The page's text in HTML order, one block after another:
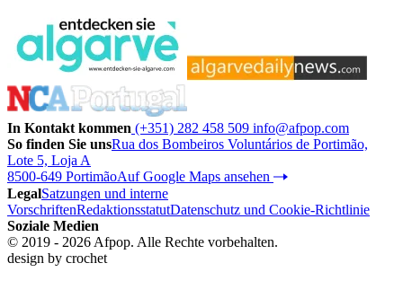
In Kontakt kommen (+351) 282 458 509 info@afpop.com
So finden Sie unsRua dos Bombeiros Voluntários de Portimão,
Lote 5, Loja A
8500-649 PortimãoAuf Google Maps ansehen
LegalSatzungen und interne
VorschriftenRedaktionsstatutDatenschutz und Cookie-Richtlinie
Soziale Medien
© 2019 - 2026 Afpop. Alle Rechte vorbehalten.
design by crochet